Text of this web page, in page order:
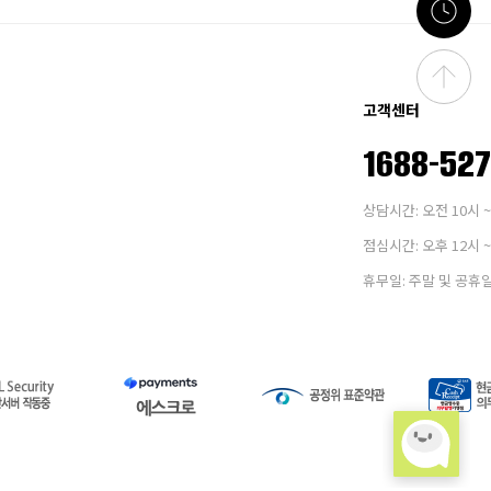
고객센터
1688-
상담시간: 오전 10시
점심시간: 오후 12시
휴무일: 주말 및 공휴